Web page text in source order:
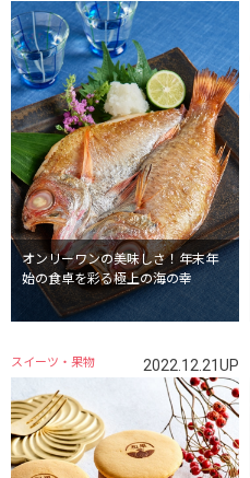
オンリーワンの美味しさ！年末年
始の食卓を彩る極上の海の幸
スイーツ・果物 2022.12.21UP